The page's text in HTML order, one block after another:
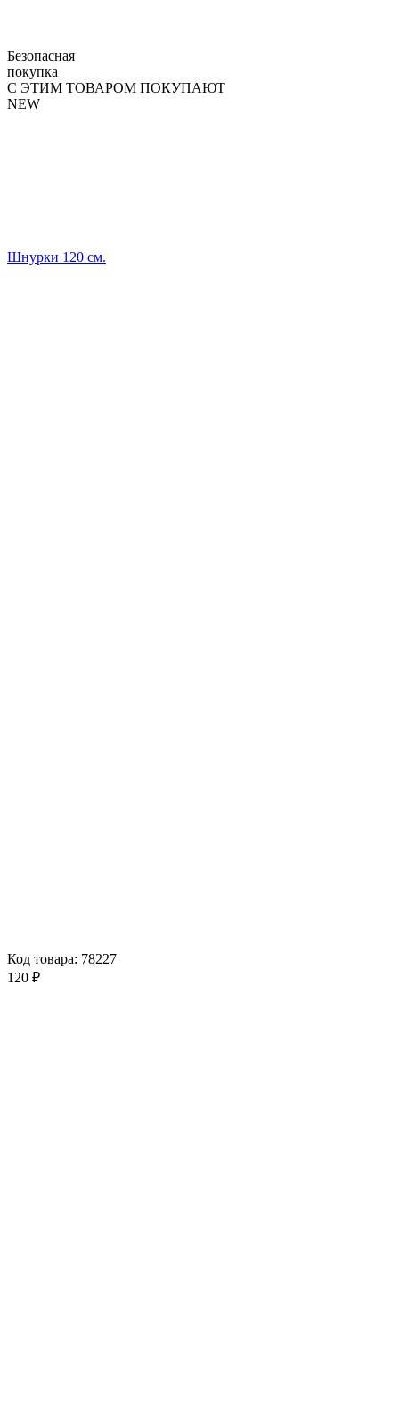
Безопасная
покупка
С ЭТИМ ТОВАРОМ ПОКУПАЮТ
NEW
Шнурки 120 см.
Код товара: 78227
120 ₽